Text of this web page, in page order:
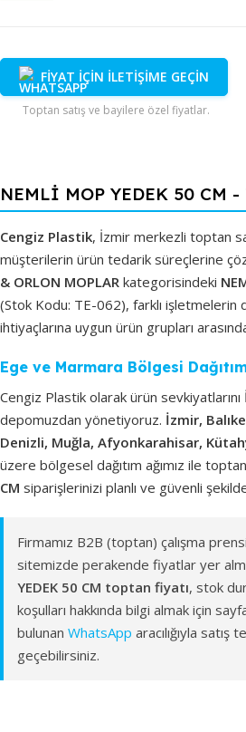
FİYAT İÇİN İLETİŞİME GEÇİN
Toptan satış ve bayilere özel fiyatlar.
NEMLİ MOP YEDEK 50 CM -
Cengiz Plastik, İzmir merkezli toptan
müşterilerin ürün tedarik süreçlerine
& ORLON MOPLAR kategorisindeki
(Stok Kodu: TE-062), farklı işletmelerin
ihtiyaçlarına uygun ürün grupları
Ege ve Marmara Bölgesi
Cengiz Plastik olarak ürün
depomuzdan yönetiyoruz. İzmir,
Denizli, Muğla, Afyonkarahisar,
üzere bölgesel dağıtım ağımız ile toptan
CM siparişlerinizi planlı ve güvenli
Firmamız B2B (toptan) çalışma
sitemizde perakende fiyatlar yer
YEDEK 50 CM toptan fiyatı, stok
koşulları hakkında bilgi almak için
bulunan WhatsApp aracılığıyla
geçebilirsiniz.